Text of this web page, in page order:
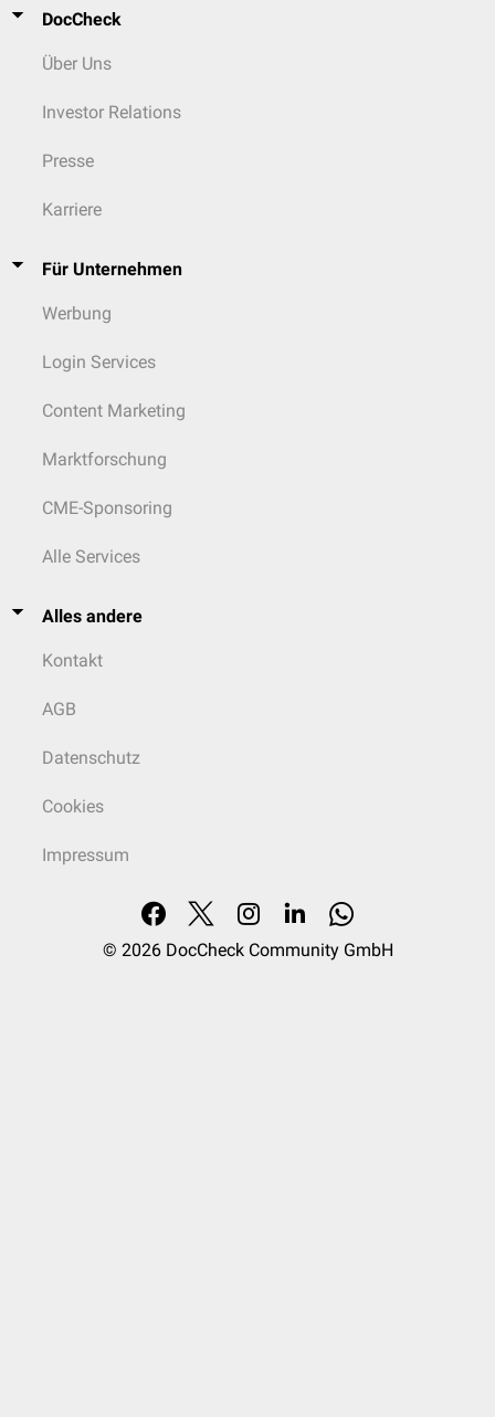
DocCheck
Über Uns
Investor Relations
Presse
Karriere
Für Unternehmen
Werbung
Login Services
Content Marketing
Marktforschung
CME-Sponsoring
Alle Services
Alles andere
Kontakt
AGB
Datenschutz
Cookies
Impressum
© 2026 DocCheck Community GmbH